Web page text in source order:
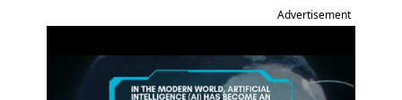
Advertisement